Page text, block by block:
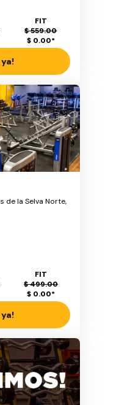
FIT
$ 559.00
$ 0.00*
de la Selva Norte,
FIT
$ 499.00
$ 0.00*